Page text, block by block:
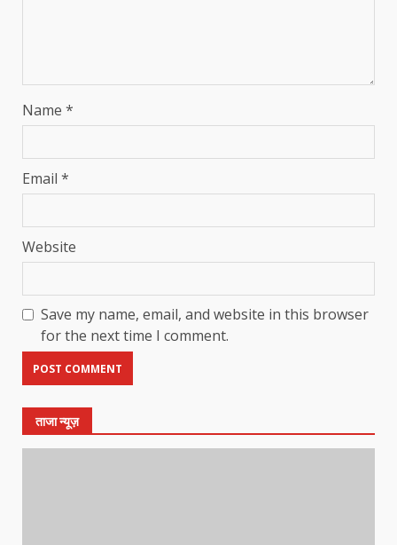
Name *
Email *
Website
Save my name, email, and website in this browser
for the next time I comment.
ताजा न्यूज़